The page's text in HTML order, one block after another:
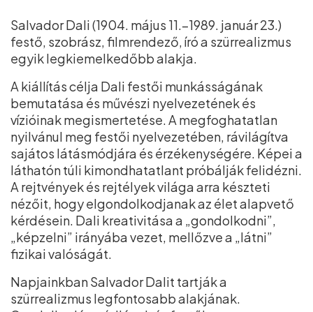
Salvador Dali (1904. május 11.–1989. január 23.)
festő, szobrász, filmrendező, író a szürrealizmus
egyik legkiemelkedőbb alakja.
A kiállítás célja Dali festői munkásságának
bemutatása és művészi nyelvezetének és
vízióinak megismertetése. A megfoghatatlan
nyilvánul meg festői nyelvezetében, rávilágítva
sajátos látásmódjára és érzékenységére. Képei a
láthatón túli kimondhatatlant próbálják felidézni.
A rejtvények és rejtélyek világa arra készteti
nézőit, hogy elgondolkodjanak az élet alapvető
kérdésein. Dali kreativitása a „gondolkodni”,
„képzelni” irányába vezet, mellőzve a „látni”
fizikai valóságát.
Napjainkban Salvador Dalit tartják a
szürrealizmus legfontosabb alakjának.